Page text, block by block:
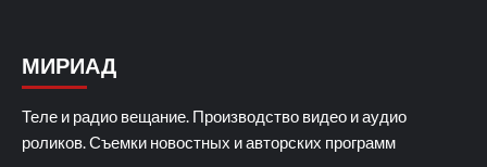
МИРИАД
Теле и радио вещание. Производство видео и аудио
роликов. Съемки новостных и авторских программ